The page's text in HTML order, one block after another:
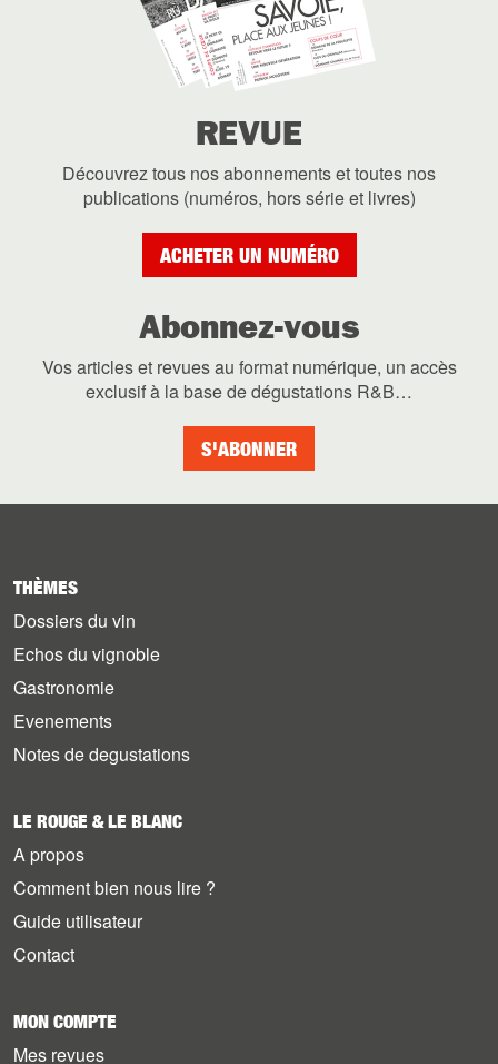
REVUE
Découvrez tous nos abonnements et toutes nos
publications (numéros, hors série et livres)
ACHETER UN NUMÉRO
Abonnez-vous
Vos articles et revues au format numérique, un accès
exclusif à la base de dégustations R&B…
S'ABONNER
THÈMES
Dossiers du vin
Echos du vignoble
Gastronomie
Evenements
Notes de degustations
LE ROUGE & LE BLANC
A propos
Comment bien nous lire ?
Guide utilisateur
Contact
MON COMPTE
Mes revues